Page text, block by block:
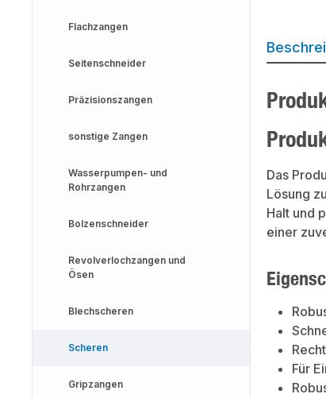
Flachzangen
Seitenschneider
Präzisionszangen
sonstige Zangen
Wasserpumpen- und
Rohrzangen
Bolzenschneider
Revolverlochzangen und
Ösen
Blechscheren
Scheren
Gripzangen
Das
Lösung
Halt und
einer
Für